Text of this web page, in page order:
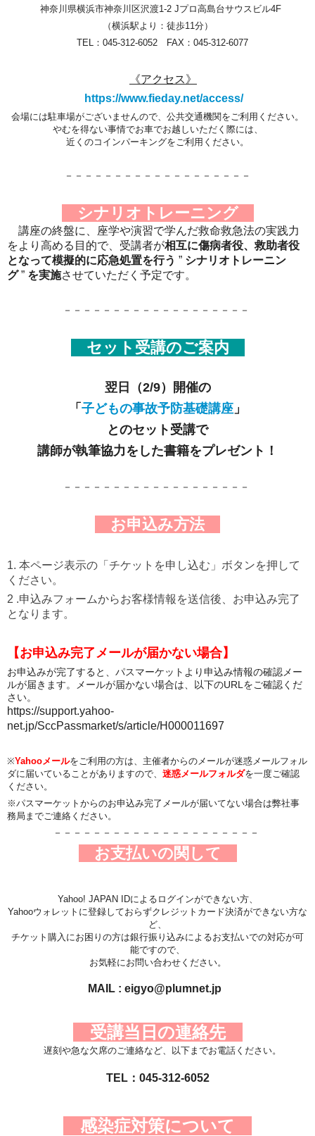
神奈川県横浜市神奈川区沢渡1-2 Jプロ高島台サウスビル4F
（横浜駅より：徒歩11分）
TEL：045-312-6052 FAX：045-312-6077
《アクセス》
https://www.fieday.net/access/
会場には駐車場がございませんので、公共交通機関をご利用くださ い。
やむを得ない事情でお車でお越しいただく際には、
近くのコインパーキングをご利用ください。
－－－－－－－－－－－－－－－－－－－
シナリオトレーニング
講座の終盤に、座学や演習で学んだ救命救急法の実践力
をより高める目的で、受講者が相互に傷病者役、救助者役
となって模擬的に応急処置を行う ” シナリオトレーニン
グ” を実施させていただく予定です。
－－－－－－－－－－－－－－－－－－－
セット受講のご案内
翌日（2/9）開催の
「 子どもの事故予防基礎講座 」
とのセット受講で
講師が執筆協力をした書籍をプレゼント！
－－－－－－－－－－－－－－－－－－－
お申込み方法
1. 本ページ表示の「チケットを申し込む」ボタンを押して
ください。
2 .申込みフォームからお客様情報を送信後、お申込み完了
となります。
【お申込み完了メールが届かない場合】
お申込みが完了すると、パスマーケットより申込み情報の確認メー
ルが届きます。メールが届かない場合は、以下のURLをご確認くだ
さい。
https://support.yahoo-
net.jp/SccPassmarket/s/article/H000011697
※Yahooメールをご利用の方は、主催者からのメールが迷惑メールフォル
ダに届いていることがありますので、 迷惑メールフォルダを一度ご確認
ください。
※パスマーケットからのお申込み完了メールが届いてない場合は弊社事
務局までご連絡ください。
－－－－－－－－－－－－－－－－－－－－－
お支払いの関して
Yahoo! JAPAN IDによるログインができない方、
Yahooウォレット に登録しておらずクレジットカード決済ができない方な
ど、
チケット購入にお困りの方は銀行振り込みによるお支払いでの対応が可
能ですので、
お気軽にお問い合わせください。
MAIL : eigyo@plumnet.jp
受講当 日の連絡先
遅刻や急な欠席のご連絡など、以下までお電話ください。
TEL：045-312-6052
感染症対策について